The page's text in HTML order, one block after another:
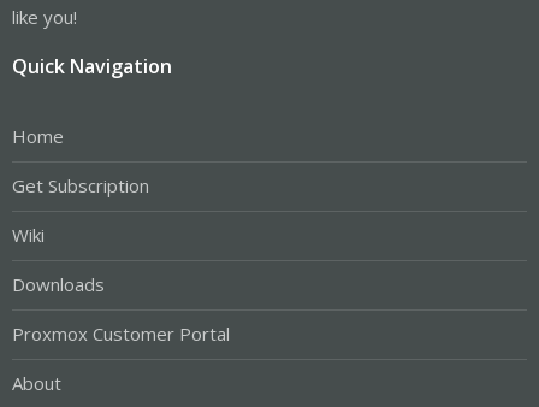
like you!
Quick Navigation
Home
Get Subscription
Wiki
Downloads
Proxmox Customer Portal
About